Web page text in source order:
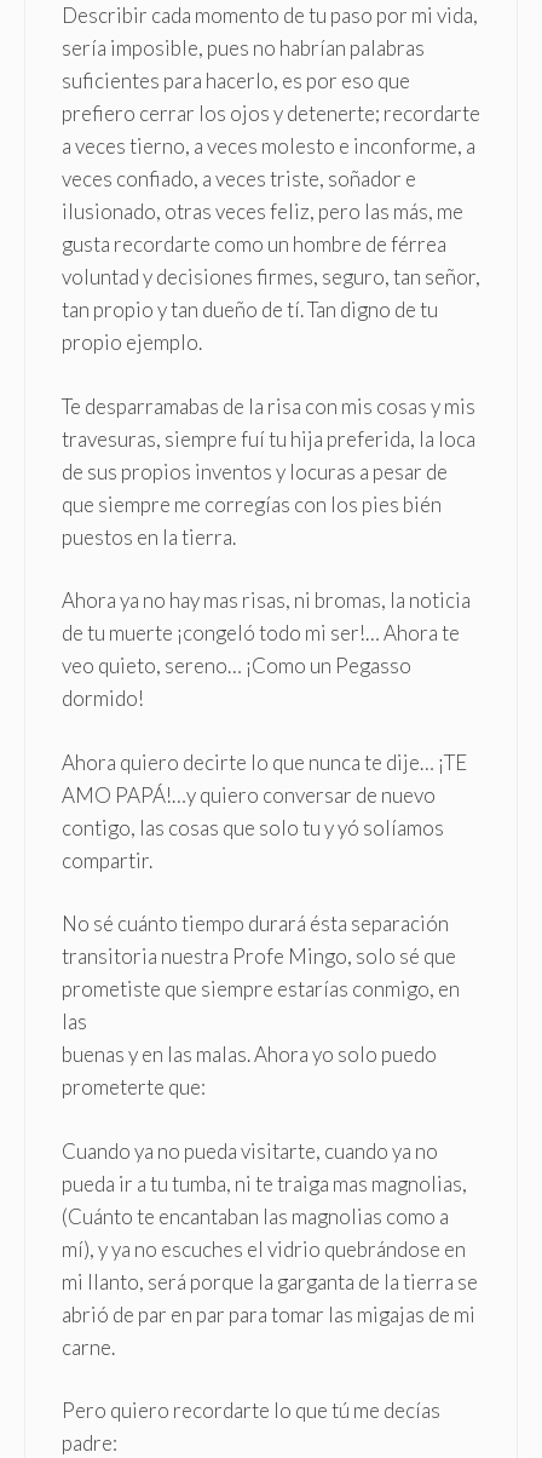
Describir cada momento de tu paso por mi vida,
sería imposible, pues no habrían palabras
suficientes para hacerlo, es por eso que
prefiero cerrar los ojos y detenerte; recordarte
a veces tierno, a veces molesto e inconforme, a
veces confiado, a veces triste, soñador e
ilusionado, otras veces feliz, pero las más, me
gusta recordarte como un hombre de férrea
voluntad y decisiones firmes, seguro, tan señor,
tan propio y tan dueño de tí. Tan digno de tu
propio ejemplo.
Te desparramabas de la risa con mis cosas y mis
travesuras, siempre fuí tu hija preferida, la loca
de sus propios inventos y locuras a pesar de
que siempre me corregías con los pies bién
puestos en la tierra.
Ahora ya no hay mas risas, ni bromas, la noticia
de tu muerte ¡congeló todo mi ser!… Ahora te
veo quieto, sereno… ¡Como un Pegasso
dormido!
Ahora quiero decirte lo que nunca te dije… ¡TE
AMO PAPÁ!…y quiero conversar de nuevo
contigo, las cosas que solo tu y yó solíamos
compartir.
No sé cuánto tiempo durará ésta separación
transitoria nuestra Profe Mingo, solo sé que
prometiste que siempre estarías conmigo, en
las
buenas y en las malas. Ahora yo solo puedo
prometerte que:
Cuando ya no pueda visitarte, cuando ya no
pueda ir a tu tumba, ni te traiga mas magnolias,
(Cuánto te encantaban las magnolias como a
mí), y ya no escuches el vidrio quebrándose en
mi llanto, será porque la garganta de la tierra se
abrió de par en par para tomar las migajas de mi
carne.
Pero quiero recordarte lo que tú me decías
padre: